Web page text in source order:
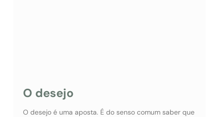
O desejo
O desejo é uma aposta. É do senso comum saber que